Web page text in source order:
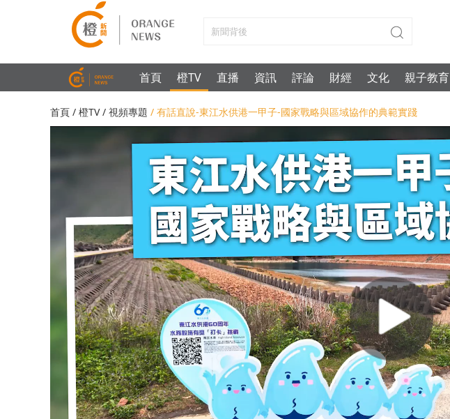
首頁 橙TV 直播 資訊 評論 財經 文化 親子教育
首頁 / 橙TV/ 視頻專題 / 有話直說-東江水供港一甲子-國家戰略與區域協作的典範實踐